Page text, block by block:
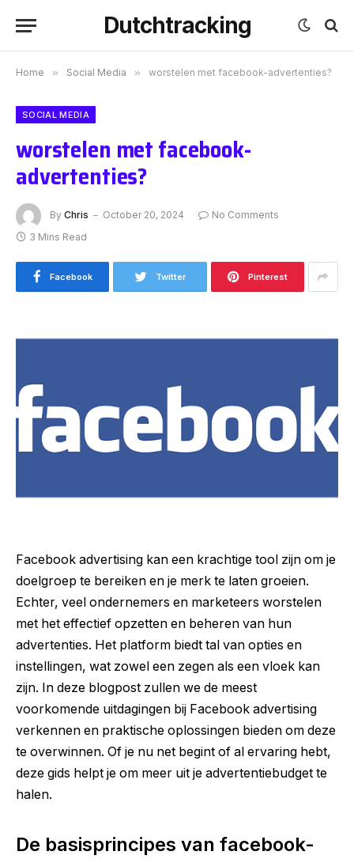
Dutchtracking
Home » Social Media » worstelen met facebook-advertenties?
SOCIAL MEDIA
worstelen met facebook-
advertenties?
By Chris October 20, 2024
No Comments
3 Mins Read
Facebook Twitter Pinterest
Facebook advertising kan een krachtige tool zijn om je
doelgroep te bereiken en je merk te laten groeien.
Echter, veel ondernemers en marketeers worstelen
met het effectief opzetten en beheren van hun
advertenties. Het platform biedt tal van opties en
instellingen, wat zowel een zegen als een vloek kan
zijn. In deze blogpost zullen we de meest
voorkomende uitdagingen bij Facebook advertising
verkennen en praktische oplossingen bieden om deze
te overwinnen. Of je nu net begint of al ervaring hebt,
deze gids helpt je om meer uit je advertentiebudget te
halen.
De basisprincipes van facebook-